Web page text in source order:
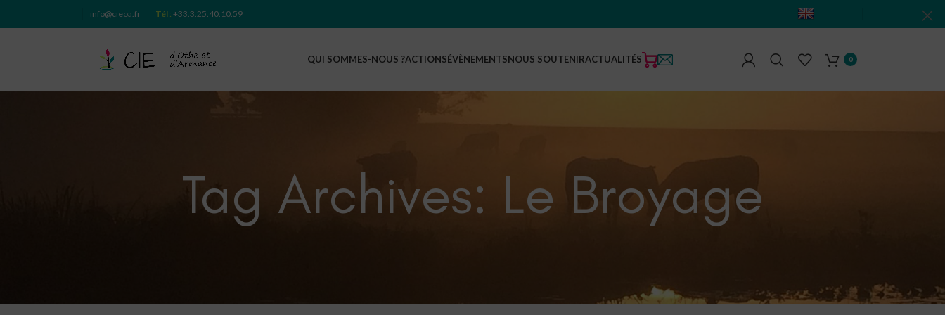
info@cieoa.fr Tél : +33.3.25.40.10.59
QUI SOMMES-NOUS ?ACTIONSÉVÈNEMENTSNOUS SOUTENIRACTUALITÉS 0
Tag Archives: Le Broyage